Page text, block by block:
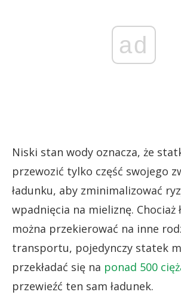
ad
Niski stan wody oznacza, że
przewozić tylko część swojego
ładunku, aby zminimalizować
wpadnięcia na mieliznę. Chociaż
można przekierować na inne
transportu, pojedynczy statek
przekładać się na ponad 500
przewieźć ten sam ładunek.